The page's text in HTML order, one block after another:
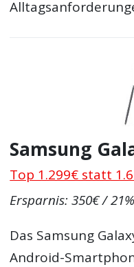
Samsung
Top 1.299€ statt
Ersparnis: 350€ / 21%
Das Samsung
Android-